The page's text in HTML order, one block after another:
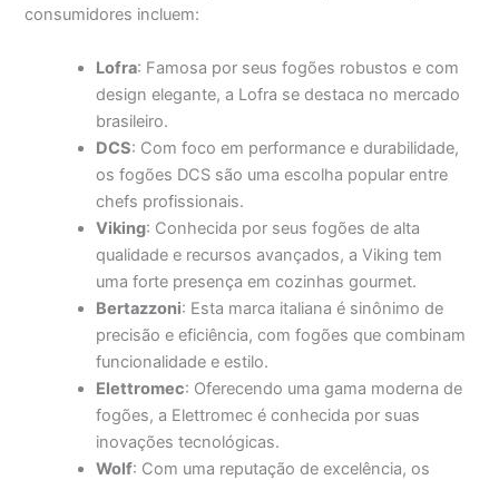
consumidores incluem:
Lofra: Famosa por seus fogões robustos e com
design elegante, a Lofra se destaca no mercado
brasileiro.
DCS: Com foco em performance e durabilidade,
os fogões DCS são uma escolha popular entre
chefs profissionais.
Viking: Conhecida por seus fogões de alta
qualidade e recursos avançados, a Viking tem
uma forte presença em cozinhas gourmet.
Bertazzoni: Esta marca italiana é sinônimo de
precisão e eficiência, com fogões que combinam
funcionalidade e estilo.
Elettromec: Oferecendo uma gama moderna de
fogões, a Elettromec é conhecida por suas
inovações tecnológicas.
Wolf: Com uma reputação de excelência, os